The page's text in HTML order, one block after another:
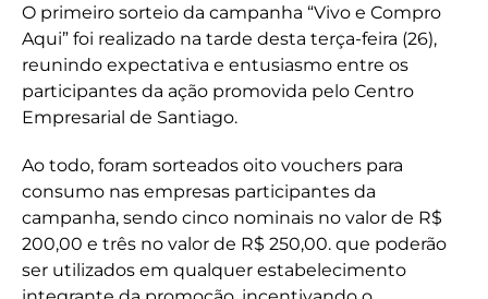
O primeiro sorteio da campanha “Vivo e Compro
Aqui” foi realizado na tarde desta terça-feira (26),
reunindo expectativa e entusiasmo entre os
participantes da ação promovida pelo Centro
Empresarial de Santiago.
Ao todo, foram sorteados oito vouchers para
consumo nas empresas participantes da
campanha, sendo cinco nominais no valor de R$
200,00 e três no valor de R$ 250,00. que poderão
ser utilizados em qualquer estabelecimento